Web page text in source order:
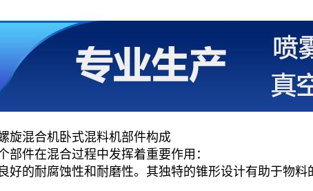
旋混合机卧式混料机部件构成
件在混合过程中发挥着重要作用：
好的耐腐蚀性和耐磨性。其独特的锥形设计有助于物